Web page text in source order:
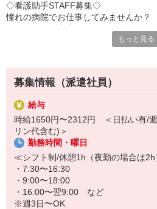
◇看護助手STAFF募集◇
憧れの病院でお仕事してみませんか？
・病室の清掃
・医療器具の消毒
・患者さんの生活介助
など
◇完全未経験でも安心◇
・充実した研修制度あり♪優しい先輩
・サポート業務が中心なので、難しい
格・未経験でもすぐに活躍できます♪
シフトの融通も利くのでプライベート
です！
もっと見る
募集情報（派遣社員）
給与
時給1650円〜2312円 ＜日払い有/
リン代含む)＞
勤務時間・曜日
≪シフト制/休憩1h（夜勤の場合は
・7:30〜16:30
・9:00〜18:00
・16:00〜翌9:00 など
※週3日〜OK